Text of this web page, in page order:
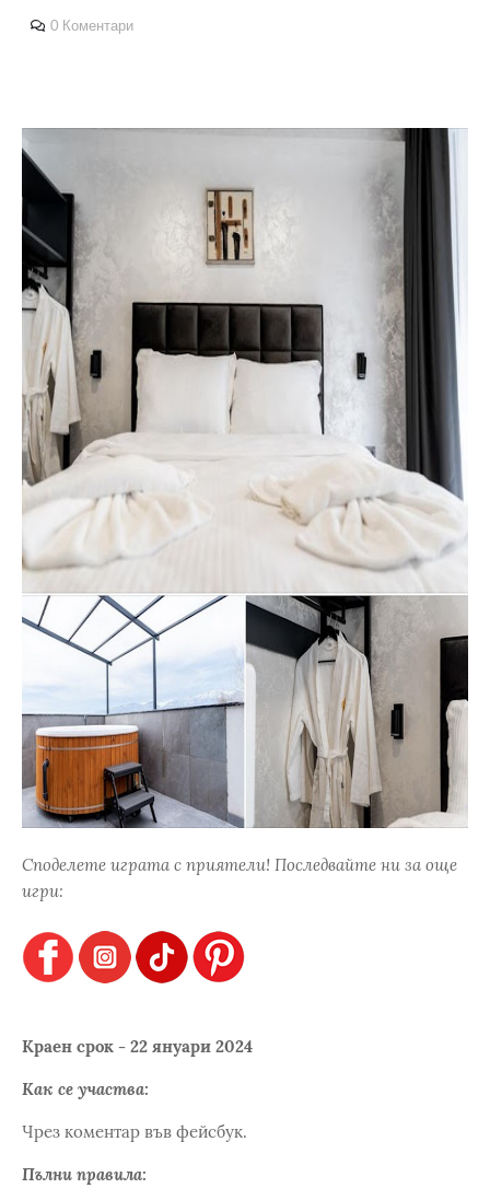
0 Коментари
Споделете играта с приятели! Последвайте ни за още
игри:
Краен срок - 22 януари 2024
Как се участва:
Чрез коментар във фейсбук.
Пълни правила: